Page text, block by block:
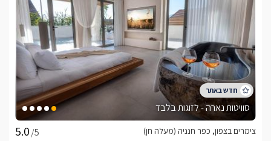
סוויטות נארה - לזוגות בלבד
/5
צימרים בצפון, כפר חנניה (מעלה חן)